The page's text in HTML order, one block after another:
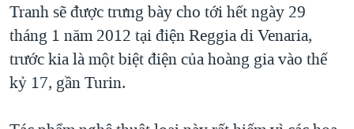
Tranh sẽ được trưng bày cho tới hết ngày 29
tháng 1 năm 2012 tại điện Reggia di Venaria,
trước kia là một biệt điện của hoàng gia vào thế
kỷ 17, gần Turin.